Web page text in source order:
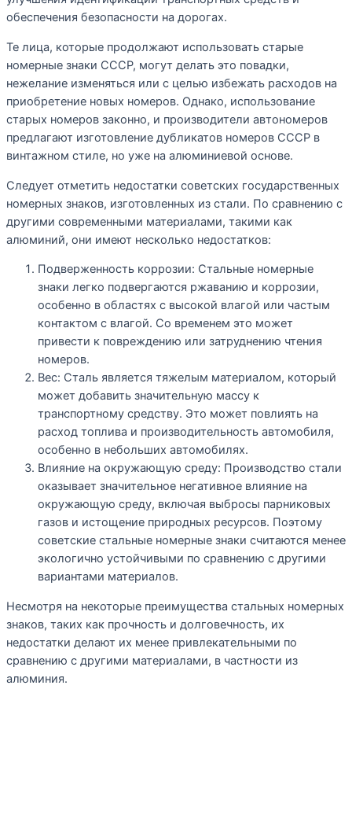
обеспечения безопасности на дорогах.
Те лица, которые продолжают использовать старые
номерные знаки СССР, могут делать это повадки,
нежелание изменяться или с целью избежать расходов на
приобретение новых номеров. Однако, использование
старых номеров законно, и производители автономеров
предлагают изготовление дубликатов номеров СССР в
винтажном стиле, но уже на алюминиевой основе.
Следует отметить недостатки советских государственных
номерных знаков, изготовленных из стали. По сравнению с
другими современными материалами, такими как
алюминий, они имеют несколько недостатков:
Подверженность коррозии: Стальные номерные
знаки легко подвергаются ржаванию и коррозии,
особенно в областях с высокой влагой или частым
контактом с влагой. Со временем это может
привести к повреждению или затруднению чтения
номеров.
Вес: Сталь является тяжелым материалом, который
может добавить значительную массу к
транспортному средству. Это может повлиять на
расход топлива и производительность автомобиля,
особенно в небольших автомобилях.
Влияние на окружающую среду: Производство стали
оказывает значительное негативное влияние на
окружающую среду, включая выбросы парниковых
газов и истощение природных ресурсов. Поэтому
советские стальные номерные знаки считаются менее
экологично устойчивыми по сравнению с другими
вариантами материалов.
Несмотря на некоторые преимущества стальных номерных
знаков, таких как прочность и долговечность, их
недостатки делают их менее привлекательными по
сравнению с другими материалами, в частности из
алюминия.